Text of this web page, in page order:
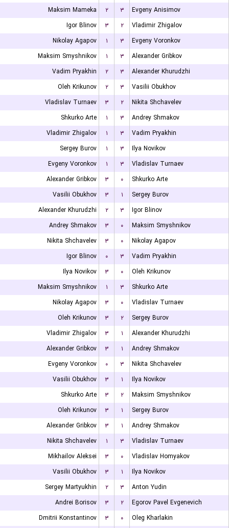
Maksim Mameka
۲ ۳
Evgeny Anisimov
Igor Blinov
۳ ۲
Vladimir Zhigalov
Nikolay Agapov
۱ ۳
Evgeny Voronkov
Maksim Smyshnikov
۱ ۳
Alexander Gribkov
Vadim Pryakhin
۲ ۳
Alexander Khurudzhi
Oleh Krikunov
۲ ۳
Vasilii Obukhov
Vladislav Turnaev
۳ ۲
Nikita Shchavelev
Shkurko Arte
۱ ۳
Andrey Shmakov
Vladimir Zhigalov
۱ ۳
Vadim Pryakhin
Sergey Burov
۱ ۳
Ilya Novikov
Evgeny Voronkov
۱ ۳
Vladislav Turnaev
Alexander Gribkov
۳ ۰
Shkurko Arte
Vasilii Obukhov
۳ ۱
Sergey Burov
Alexander Khurudzhi
۲ ۳
Igor Blinov
Andrey Shmakov
۳ ۰
Maksim Smyshnikov
Nikita Shchavelev
۳ ۰
Nikolay Agapov
Igor Blinov
۰ ۳
Vadim Pryakhin
Ilya Novikov
۳ ۰
Oleh Krikunov
Maksim Smyshnikov
۱ ۳
Shkurko Arte
Nikolay Agapov
۳ ۰
Vladislav Turnaev
Oleh Krikunov
۳ ۲
Sergey Burov
Vladimir Zhigalov
۳ ۱
Alexander Khurudzhi
Alexander Gribkov
۳ ۱
Andrey Shmakov
Evgeny Voronkov
۰ ۳
Nikita Shchavelev
Vasilii Obukhov
۳ ۱
Ilya Novikov
Shkurko Arte
۳ ۲
Maksim Smyshnikov
Oleh Krikunov
۳ ۱
Sergey Burov
Alexander Gribkov
۳ ۱
Andrey Shmakov
Nikita Shchavelev
۱ ۳
Vladislav Turnaev
Mikhailov Aleksei
۳ ۰
Vladislav Homyakov
Vasilii Obukhov
۳ ۱
Ilya Novikov
Sergey Martyukhin
۲ ۳
Anton Yudin
Andrei Borisov
۳ ۲
Egorov Pavel Evgenevich
Dmitrii Konstantinov
۳ ۰
Oleg Kharlakin